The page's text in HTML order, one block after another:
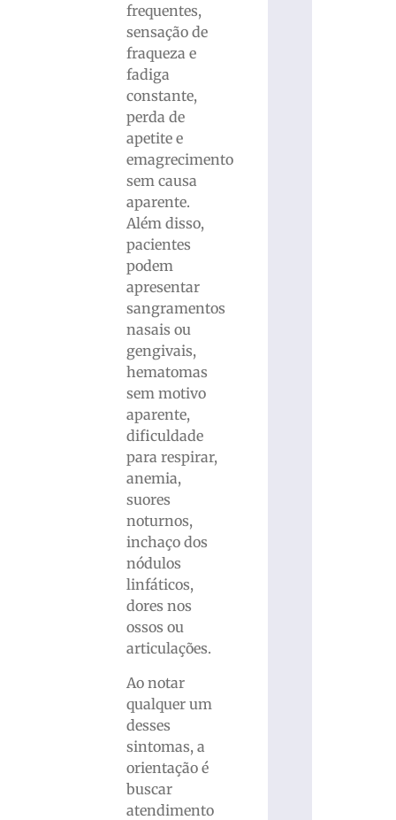
frequentes,
sensação de
fraqueza e
fadiga
constante,
perda de
apetite e
emagrecimento
sem causa
aparente.
Além disso,
pacientes
podem
apresentar
sangramentos
nasais ou
gengivais,
hematomas
sem motivo
aparente,
dificuldade
para respirar,
anemia,
suores
noturnos,
inchaço dos
nódulos
linfáticos,
dores nos
ossos ou
articulações.
Ao notar
qualquer um
desses
sintomas, a
orientação é
buscar
atendimento